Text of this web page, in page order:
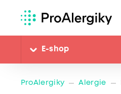
E-shop
ProAlergiky Alergie